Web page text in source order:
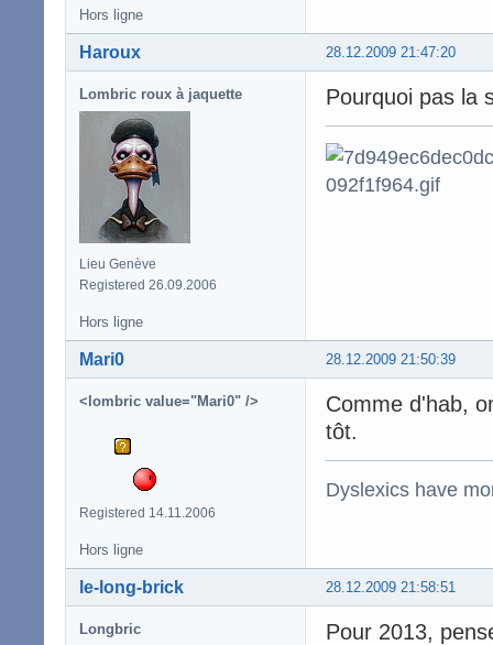
Hors ligne
28.12.2009 21:47:20
Haroux
Lombric roux à jaquette
Lieu Genève
Registered 26.09.2006
Pourquoi pas la
Hors ligne
28.12.2009 21:50:39
Mari0
<lombric value="Mari0" />
Registered 14.11.2006
Comme d'hab,
tôt.
Dyslexics have
Hors ligne
28.12.2009 21:58:51
le-long-brick
Longbric
Pour 2013,